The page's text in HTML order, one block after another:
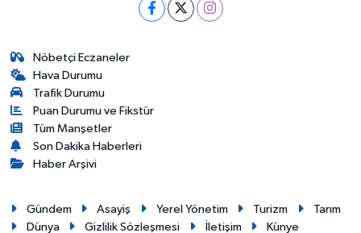
Nöbetçi Eczaneler
Hava Durumu
Trafik Durumu
Puan Durumu ve Fikstür
Tüm Manşetler
Son Dakika Haberleri
Haber Arşivi
Gündem Asayiş Yerel Yönetim Turizm
Tarım
Dünya
Gizlilik Sözleşmesi İletişim Künye